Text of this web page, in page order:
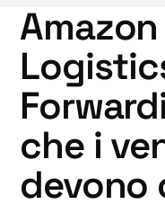
che i
devono